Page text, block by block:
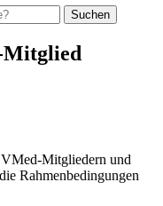
Mitglied
Mitgliedern und
Rahmenbedingungen